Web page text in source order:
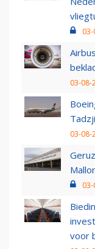
03-
03-08-
03-08-
voor